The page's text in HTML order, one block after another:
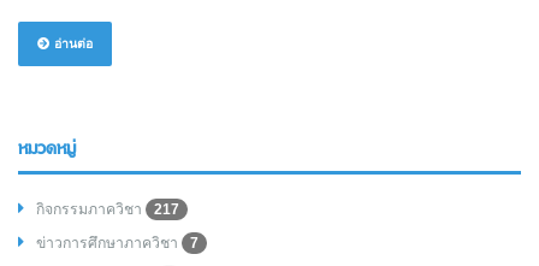
อ่านต่อ
หมวดหมู่
กิจกรรมภาควิชา
217
ข่าวการศึกษาภาควิชา
7